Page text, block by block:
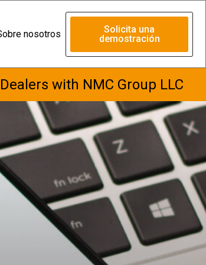
nosotros
Solicita una
demostración
with NMC Group LLC